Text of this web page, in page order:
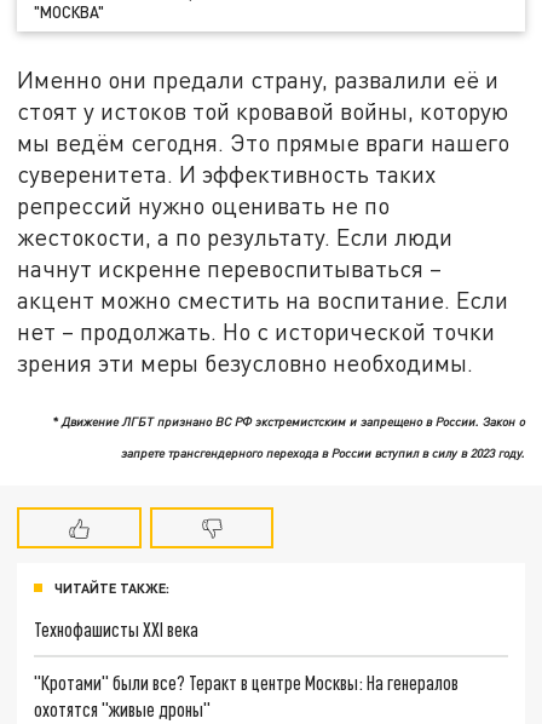
"МОСКВА"
Именно они предали страну, развалили её и
стоят у истоков той кровавой войны, которую
мы ведём сегодня. Это прямые враги нашего
суверенитета. И эффективность таких
репрессий нужно оценивать не по
жестокости, а по результату. Если люди
начнут искренне перевоспитываться –
акцент можно сместить на воспитание. Если
нет – продолжать. Но с исторической точки
зрения эти меры безусловно необходимы.
* Движение ЛГБТ признано ВС РФ экстремистским и запрещено в России. Закон о
запрете трансгендерного перехода в России вступил в силу в 2023 году.
ЧИТАЙТЕ ТАКЖЕ:
Технофашисты XXI века
"Кротами" были все? Теракт в центре Москвы: На генералов
охотятся "живые дроны"